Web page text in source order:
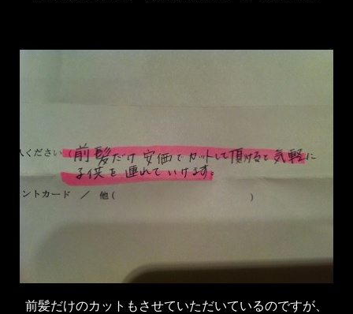
前髪だけのカットもさせていただいているのですが、